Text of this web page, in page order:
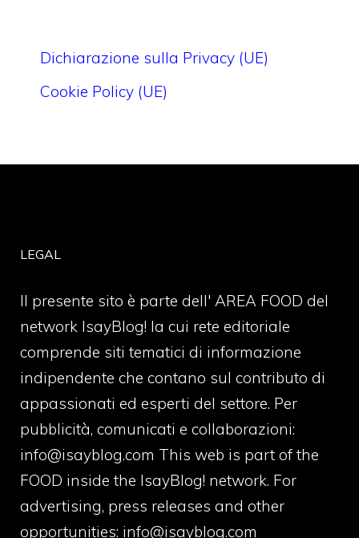
Dichiarazione sulla Privacy (UE)
Cookie Policy (UE)
LEGAL
Il presente sito è parte dell' AREA FOOD del
network IsayBlog! la cui rete editoriale
comprende siti tematici di informazione
indipendente che contano sul contributo di
appassionati ed esperti del settore. Per
pubblicità, comunicati e collaborazioni:
info@isayblog.com This web is part of the
FOOD inside the IsayBlog! network. For
advertising, press releases and other
opportunities: info@isayblog.com